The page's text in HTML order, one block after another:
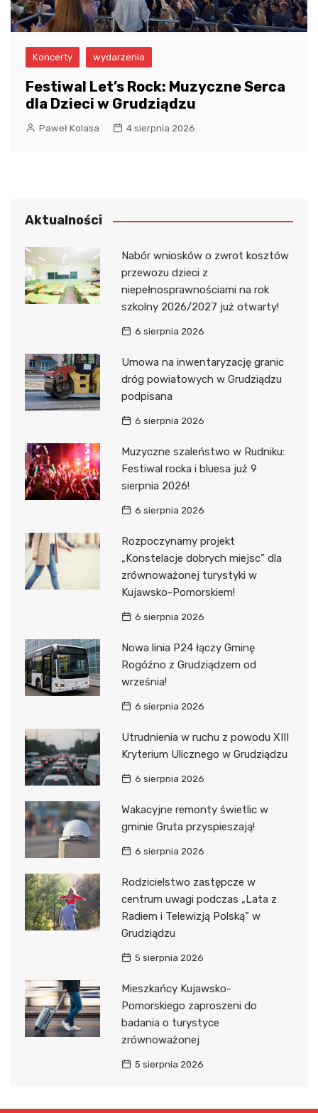
Koncerty wydarzenia
Festiwal Let’s Rock: Muzyczne Serca
dla Dzieci w Grudziądzu
Paweł Kolasa 4 sierpnia 2026
Aktualności
Nabór wniosków o zwrot kosztów
przewozu dzieci z
niepełnosprawnościami na rok
szkolny 2026/2027 już otwarty!
6 sierpnia 2026
Umowa na inwentaryzację granic
dróg powiatowych w Grudziądzu
podpisana
6 sierpnia 2026
Muzyczne szaleństwo w Rudniku:
Festiwal rocka i bluesa już 9
sierpnia 2026!
6 sierpnia 2026
Rozpoczynamy projekt
„Konstelacje dobrych miejsc” dla
zrównoważonej turystyki w
Kujawsko-Pomorskiem!
6 sierpnia 2026
Nowa linia P24 łączy Gminę
Rogóźno z Grudziądzem od
września!
6 sierpnia 2026
Utrudnienia w ruchu z powodu XIII
Kryterium Ulicznego w Grudziądzu
6 sierpnia 2026
Wakacyjne remonty świetlic w
gminie Gruta przyspieszają!
6 sierpnia 2026
Rodzicielstwo zastępcze w
centrum uwagi podczas „Lata z
Radiem i Telewizją Polską” w
Grudziądzu
5 sierpnia 2026
Mieszkańcy Kujawsko-
Pomorskiego zaproszeni do
badania o turystyce
zrównoważonej
5 sierpnia 2026